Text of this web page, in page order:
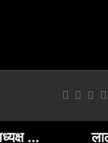
लालगंज